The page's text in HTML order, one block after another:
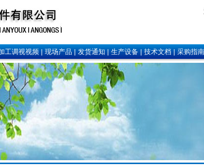
工调视视频|现场产品|发货通知|生产设备|技术文档|采购指南